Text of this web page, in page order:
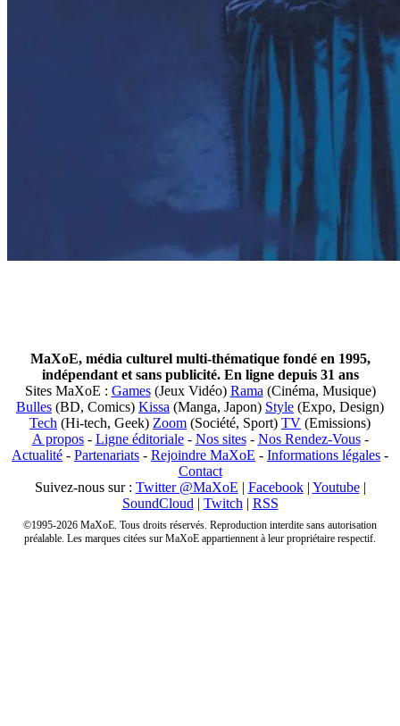
MaXoE, média culturel multi-thématique fondé en 1995,
indépendant et sans publicité. En ligne depuis 31 ans
Sites MaXoE : Games(Jeux Vidéo) Rama (Cinéma, Musique)
Bulles (BD, Comics) Kissa (Manga, Japon) Style (Expo, Design)
Tech (Hi-tech, Geek) Zoom (Société, Sport) TV (Emissions)
A propos- Ligne éditoriale- Nos sites- Nos Rendez-Vous-
Actualité - Partenariats - Rejoindre MaXoE - Informations légales -
Contact
Suivez-nous sur : Twitter @MaXoE | Facebook| Youtube|
SoundCloud | Twitch | RSS
©1995-2026 MaXoE. Tous droits réservés. Reproduction interdite sans autorisation
préalable. Les marques citées sur MaXoE appartiennent à leur propriétaire respectif.